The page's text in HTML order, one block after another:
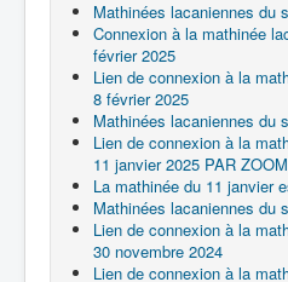
Mathinées lacaniennes du
Connexion à la mathinée
février 2025
Lien de connexion à la
8 février 2025
Mathinées lacaniennes du
Lien de connexion à la
11 janvier 2025 PAR
La mathinée du 11 janvier
Mathinées lacaniennes du
Lien de connexion à la
30 novembre 2024
Lien de connexion à la